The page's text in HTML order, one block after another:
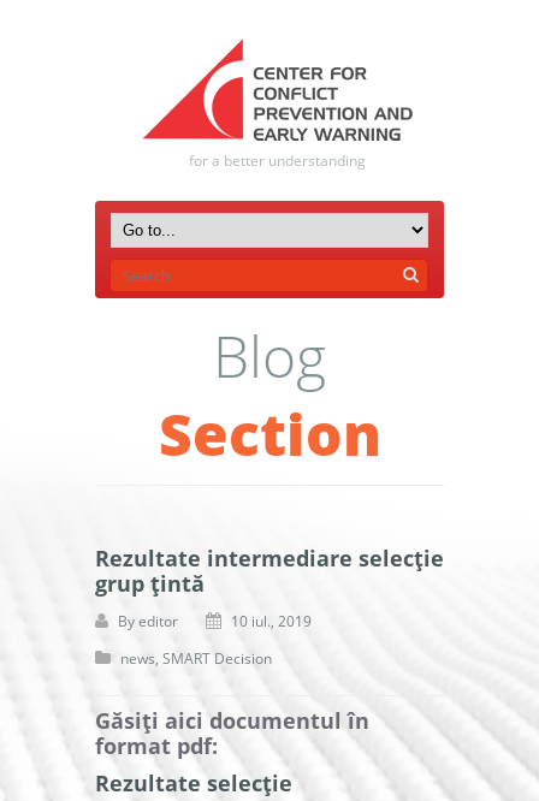
for a better understanding
Blog
Section
Rezultate intermediare selecție
grup țintă
Byeditor
10 iul., 2019
news, SMART Decision
Găsiți aici documentul în
format pdf:
Rezultate selecție